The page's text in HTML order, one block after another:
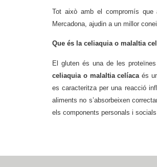
Tot això amb el compromís
Mercadona, ajudin a un millor
Que és la celiaquia o malaltia
El gluten és una de les
celiaquia o malaltia celíaca és
es caracteritza per una reacció
aliments no s’absorbeixen
els components personals i